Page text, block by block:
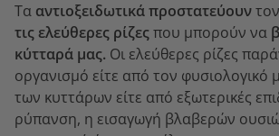
Τα αντιοξειδωτικά προστατεύουν
τις ελεύθερες ρίζες που μπορούν να
κύτταρά μας. Οι ελεύθερες ρίζες
οργανισμό είτε από τον φυσιολογικό
των κυττάρων είτε από εξωτερικές
ρύπανση, η εισαγωγή βλαβερών